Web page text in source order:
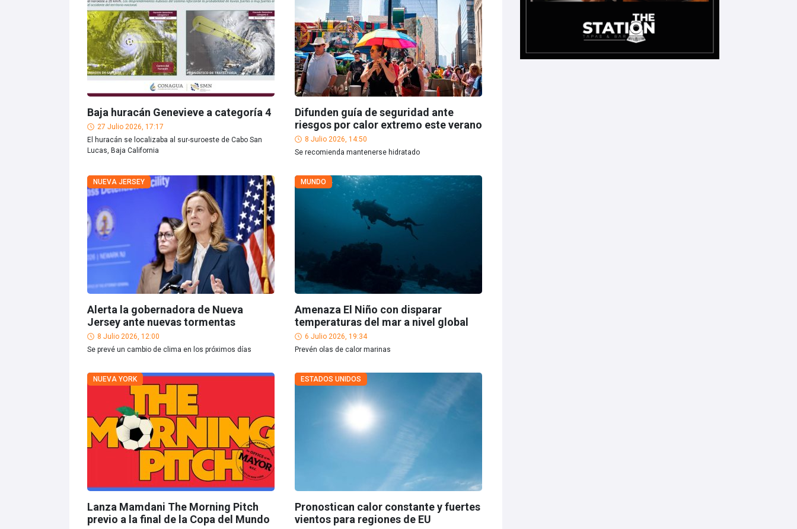
Baja huracán Genevieve a categoría 4
27 Julio 2026, 17:17
El huracán se localizaba al sur-suroeste de Cabo San
Lucas, Baja California
Difunden guía de seguridad ante
riesgos por calor extremo este verano
8 Julio 2026, 14:50
Se recomienda mantenerse hidratado
NUEVA JERSEY
Alerta la gobernadora de Nueva
Jersey ante nuevas tormentas
8 Julio 2026, 12:00
Se prevé un cambio de clima en los próximos días
MUNDO
Amenaza El Niño con disparar
temperaturas del mar a nivel global
6 Julio 2026, 19:34
Prevén olas de calor marinas
NUEVA YORK
Lanza Mamdani The Morning Pitch
previo a la final de la Copa del Mundo
ESTADOS UNIDOS
Pronostican calor constante y fuertes
vientos para regiones de EU